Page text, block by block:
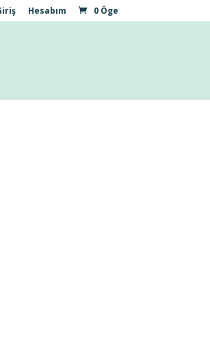
Hesabım 0 Öge